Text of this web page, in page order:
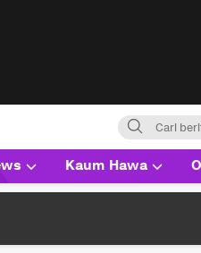
Kaum Hawa